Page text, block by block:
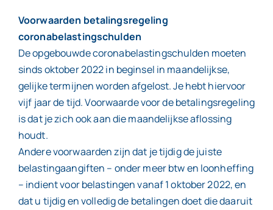
Voorwaarden betalingsregeling
coronabelastingschulden
De opgebouwde coronabelastingschulden moeten
sinds oktober 2022 in beginsel in maandelijkse,
gelijke termijnen worden afgelost. Je hebt hiervoor
vijf jaar de tijd. Voorwaarde voor de betalingsregeling
is dat je zich ook aan die maandelijkse aflossing
houdt.
Andere voorwaarden zijn dat je tijdig de juiste
belastingaangiften – onder meer btw en loonheffing
– indient voor belastingen vanaf 1 oktober 2022, en
dat u tijdig en volledig de betalingen doet die daaruit